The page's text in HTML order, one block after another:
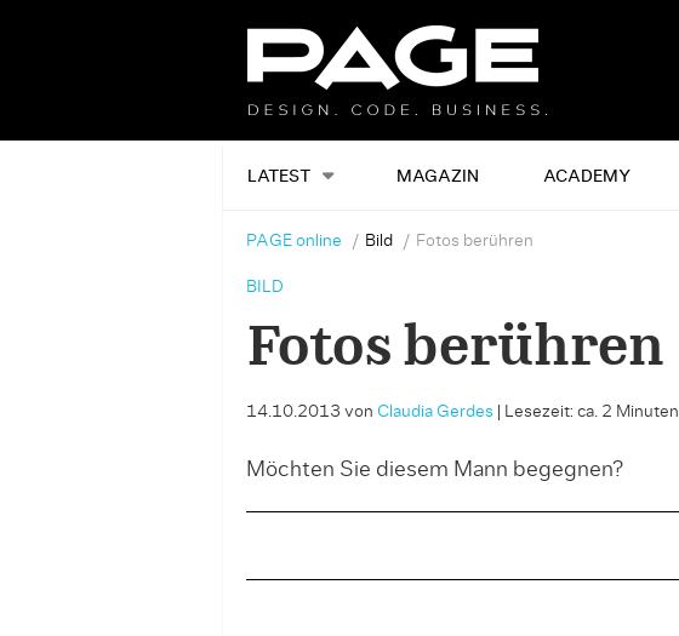
LATEST MAGAZIN ACADEMY
PAGE online Bild Fotos berühren
BILD
Fotos berühren
14.10.2013 von Claudia Gerdes Lesezeit: ca. 2 Minuten
Möchten Sie diesem Mann begegnen?